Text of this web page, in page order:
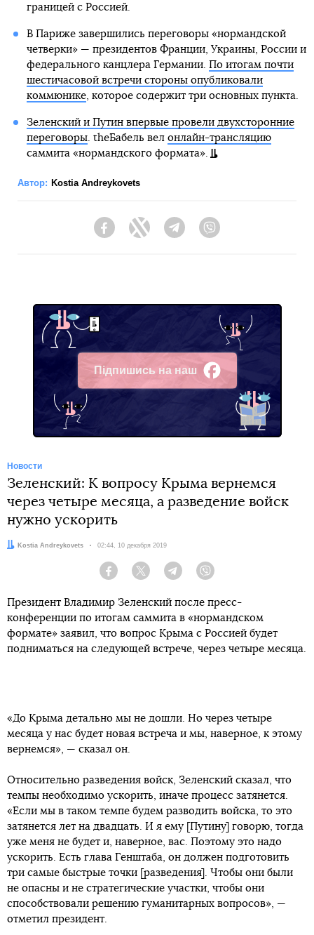
границей с Россией.
В Париже завершились переговоры «нормандской
четверки» — президентов Франции, Украины, России и
федерального канцлера Германии. По итогам почти
шестичасовой встречи стороны опубликовали
коммюнике, которое содержит три основных пункта.
Зеленский и Путин впервые провели двухсторонние
переговоры. theБабель вел онлайн-трансляцию
саммита «нормандского формата».
Автор: Kostia Andreykovets
FacebookTwitter Telegram
Підпишись на наш
Facebook
Новости
Зеленский: К вопросу Крыма вернемся
через четыре месяца, а разведение войск
нужно ускорить
Автор:Kostia Andreykovets Дата:
02:44, 10 декабря 2019
Facebook Twitter Telegram
Президент Владимир Зеленский после пресс-
конференции по итогам саммита в «нормандском
формате» заявил, что вопрос Крыма с Россией будет
подниматься на следующей встрече, через четыре месяца.
«До Крыма детально мы не дошли. Но через четыре
месяца у нас будет новая встреча и мы, наверное, к этому
вернемся», — сказал он.
Относительно разведения войск, Зеленский сказал, что
темпы необходимо ускорить, иначе процесс затянется.
«Если мы в таком темпе будем разводить войска, то это
затянется лет на двадцать. И я ему [Путину] говорю, тогда
уже меня не будет и, наверное, вас. Поэтому это надо
ускорить. Есть глава Генштаба, он должен подготовить
три самые быстрые точки [разведения]. Чтобы они были
не опасны и не стратегические участки, чтобы они
способствовали решению гуманитарных вопросов», —
отметил президент.